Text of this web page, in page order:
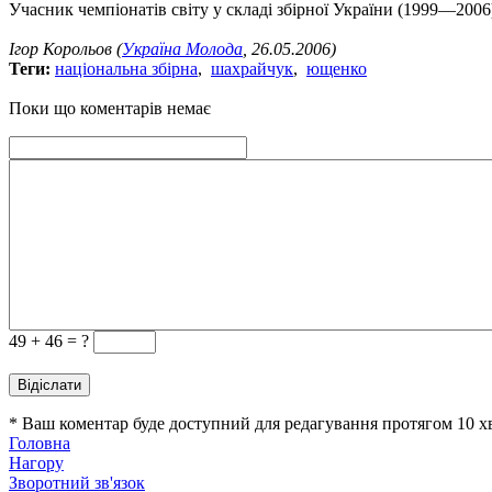
Учасник чемпіонатів світу у складі збірної України
Ігор Корольов (Україна Молода , 26.05.2006)
Теги: національна збірна, шахрайчук, ющенко
Поки що коментарів немає
49 + 46 = ?
* Ваш коментар буде доступний для редагування протягом 10
Головна
Нагору
Зворотний зв'язок